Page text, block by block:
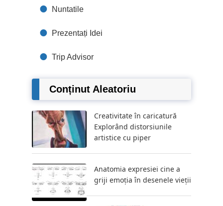
Nuntatile
Prezentați Idei
Trip Advisor
Conținut Aleatoriu
Creativitate în caricatură
Explorând distorsiunile
artistice cu piper
Anatomia expresiei cine a
griji emoția în desenele vieții